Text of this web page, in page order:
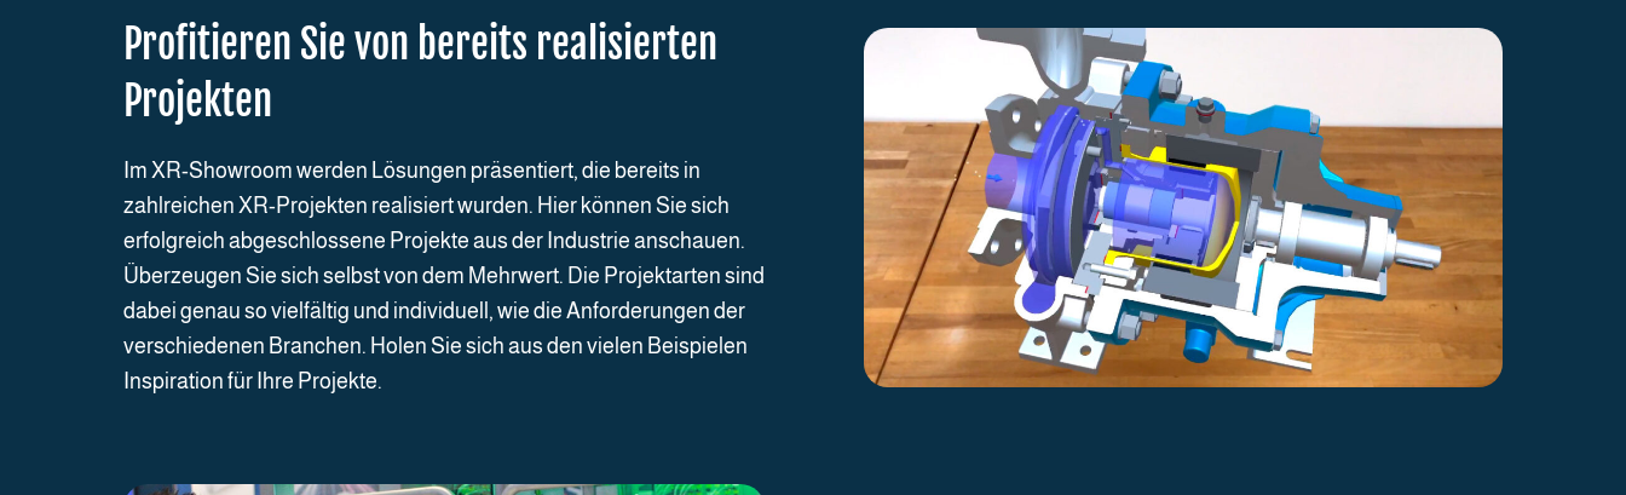
Profitieren Sie von bereits realisierten
Projekten
Im XR-Showroom werden Lösungen präsentiert, die bereits in
zahlreichen XR-Projekten realisiert wurden. Hier können Sie sich
erfolgreich abgeschlossene Projekte aus der Industrie anschauen.
Überzeugen Sie sich selbst von dem Mehrwert. Die Projektarten sind
dabei genau so vielfältig und individuell, wie die Anforderungen der
verschiedenen Branchen. Holen Sie sich aus den vielen Beispielen
Inspiration für Ihre Projekte.